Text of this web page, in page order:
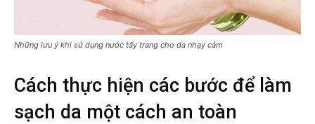
Những lưu ý khi sử dụng nước tẩy trang cho da nhạy cảm
Cách thực hiện các bước để làm
sạch da một cách an toàn